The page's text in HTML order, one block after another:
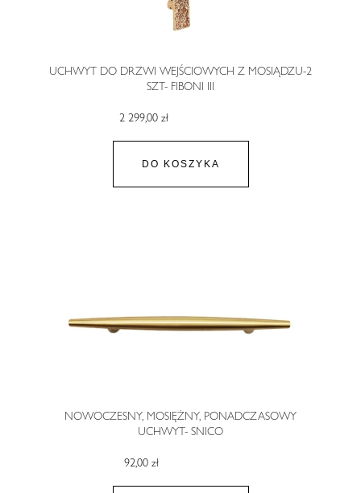
UCHWYT DO DRZWI WEJŚCIOWYCH Z MOSIĄDZU-2
SZT- FIBONI III
2 299,00 zł
DO KOSZYKA
NOWOCZESNY, MOSIĘŻNY, PONADCZASOWY
UCHWYT- SNICO
92,00 zł